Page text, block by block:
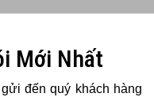
Mới Nhất
đến quý khách hàng